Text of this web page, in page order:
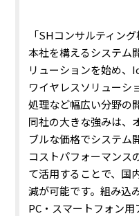
「SHコンサルティン
本社を構えるシステム
リューションを始め、
ワイヤレスソリューシ
処理など幅広い分野の
同社の大きな強みは、
ブルな価格でシステム
コストパフォーマンス
て活用することで、国
減が可能です。組み込
PC・スマートフォン